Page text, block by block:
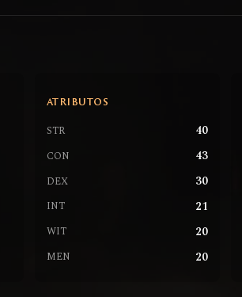
ATRIBUTOS
STR 40
CON 43
DEX 30
INT 21
WIT 20
MEN 20